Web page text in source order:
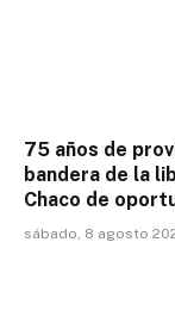
75 años de
bandera de la
Chaco de
sábado, 8 agosto